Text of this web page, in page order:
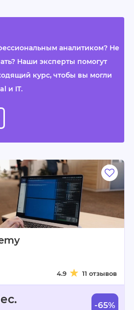
аналитиком? Не
Наши эксперты помогут
курс, чтобы вы могли
и IT.
4.9 11 отзывов
-65%